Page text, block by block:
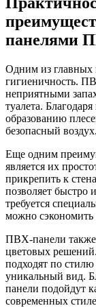
панелями
Одним из главных
гигиеничность.
неприятными
туалета.
образованию
безопасный воздух.
Еще одним
является их
прикрепить к
позволяет быстро
требуется
можно сэкономить
ПВХ-панели
цветовых
подходят по
уникальный вид.
панели подойдут
современных